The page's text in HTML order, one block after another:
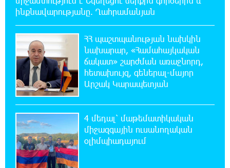
Հայաստանի բնակչության թիվը շուրջ 7
հազարով ավելացել է
18:49:45 6-08-2026
Իսրայելի ՊԲ-ն հարձակվել է Լիբանանում
«Հըզբոլլահ»-ի հրամանատարական կետերի
և պահեստների վրա
18:30:50 6-08-2026
«Ռեալ Մադրիդ»-ն ու «ՌԲ Լայպցիգը»
համաձայնության են եկել Յան Դիոմանդեի
տրանսֆերի վերաբերյալ
18:19:28 6-08-2026
ինքնավարությանը. Ղահրամանյան
ՀՀ պաշտպանության նախկին
նախարար, «Համահայկական
ճակատ» շարժման առաջնորդ,
հետախույզ, գեներալ-մայոր
Արշակ Կարապետյան
4 մեդալ՝ մաթեմատիկական
միջազգային ուսանողական
օլիմպիադայում